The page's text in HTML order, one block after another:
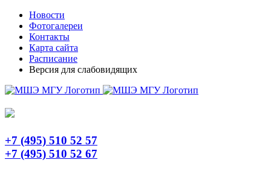
Skip
content
TelegramНовости
Фотогалереи
Контакты
Карта сайта
Расписание
Версия для слабовидящих
+7 (495) 510 52 57
+7 (495) 510 52 67